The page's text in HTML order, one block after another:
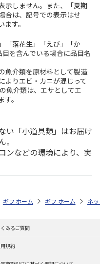
示しません。また、「夏期
合は、記号での表示はせ
す。
「落花生」「えび」「か
を含んでいる場合に品目名
魚介類を原材料として製造
よりエビ・カニが混じって
魚介類は、エサとしてエ
。
い「小道具類」はお届け
ンなどの環境により、実
ト特集 2026 ハム・お肉 ＜
お中元・夏ギフト特集 2026
ギフトストア お中元・夏ギフト
ホーム ギフトストア お
ホーム ネ
あるご質問
規約